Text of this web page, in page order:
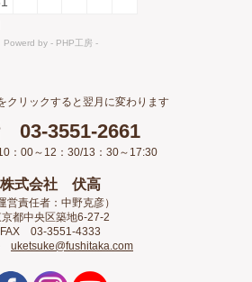
クリックすると翌月に変わります
03-3551-2661
：00～12：30/13：30～17:30
株式会社 伏高
営責任者：中野克彦）
都中央区築地6-27-2
FAX 03-3551-4333
uketsuke@fushitaka.com